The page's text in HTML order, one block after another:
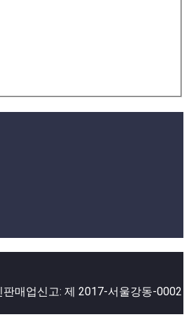
매업신고: 제 2017-서울강동-0002